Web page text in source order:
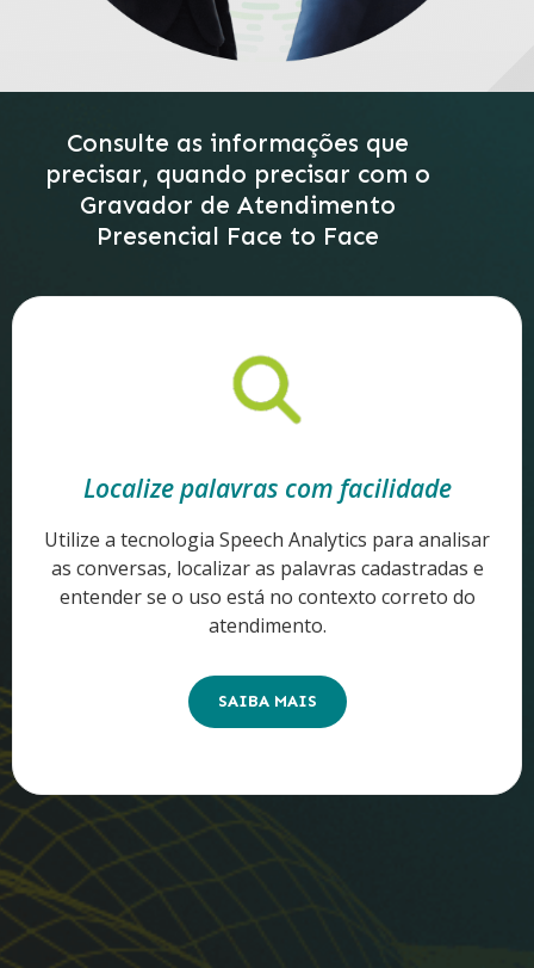
Consulte as informações que
precisar, quando precisar com o
Gravador de Atendimento
Presencial Face to Face
Localize palavras com facilidade
Utilize a tecnologia Speech Analytics para analisar
as conversas, localizar as palavras cadastradas e
entender se o uso está no contexto correto do
atendimento.
SAIBA MAIS